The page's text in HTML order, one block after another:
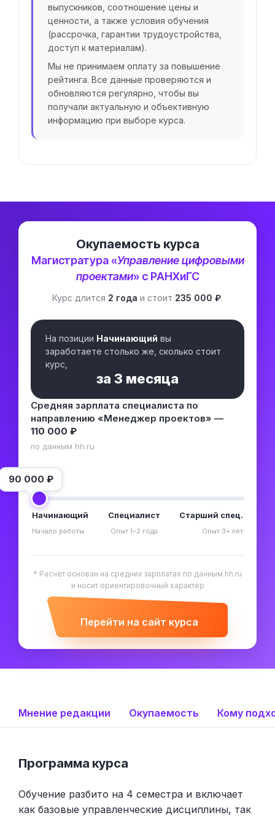
выпускников, соотношение цены и
ценности, а также условия обучения
(рассрочка, гарантии трудоустройства,
доступ к материалам).
Мы не принимаем оплату за повышение
рейтинга. Все данные проверяются и
обновляются регулярно, чтобы вы
получали актуальную и объективную
информацию при выборе курса.
Окупаемость курса
Магистратура «Управление цифровыми
проектами» с РАНХиГС
Курс длится 2 года и стоит 235 000 ₽.
На позиции Начинающий вы
заработаете столько же, сколько стоит
курс,
за 3 месяца
Средняя зарплата специалиста по
направлению «Менеджер проектов» —
110 000 ₽
по данным hh.ru
90 000 ₽
Начинающий
Начало работы
Специалист
Опыт 1–2 года
Старший спец.
Опыт 3+ лет
* Расчёт основан на средних зарплатах по данным hh.ru
и носит ориентировочный характер
Перейти на сайт курса
Мнение редакции Окупаемость Кому
Программа курса
Обучение разбито на 4 семестра и включает
как базовые управленческие дисциплины, так